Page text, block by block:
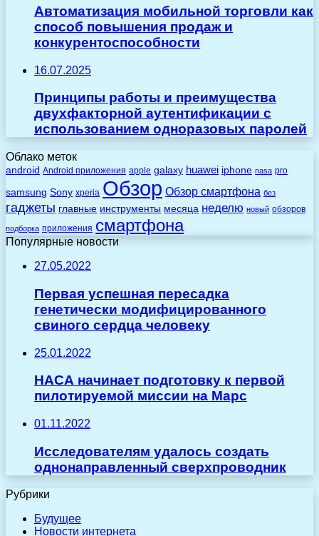
Автоматизация мобильной торговли как
способ повышения продаж и
конкурентоспособности
16.07.2025
Принципы работы и преимущества
двухфакторной аутентификации с
использованием одноразовых паролей
Облако меток
android Android приложения apple galaxy huawei iphone nasa pro
samsung Sony xperia Обзор Обзор смартфона без
гаджеты главные инструменты месяца неделю новый обзоров
подборка приложения смартфона
Популярные новости
27.05.2022
Первая успешная пересадка
генетически модифицированного
свиного сердца человеку
25.01.2022
НАСА начинает подготовку к первой
пилотируемой миссии на Марс
01.11.2022
Исследователям удалось создать
однонаправленный сверхпроводник
Рубрики
Будущее
Новости интернета